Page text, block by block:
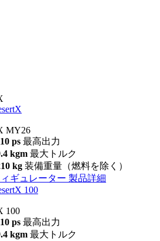
MY26
ps 最高出力
kgm 最大トルク
kg 装備重量（燃料を除く）
ギュレーター 製品詳細
100
100
ps 最高出力
kgm 最大トルク